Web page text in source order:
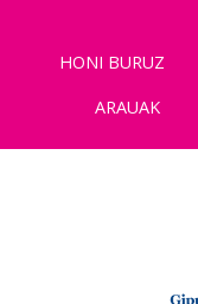
HONI BURUZ
ARAUAK